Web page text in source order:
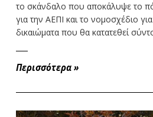
το σκάνδαλο που αποκάλυψε το
για την ΑΕΠΙ και το νομοσχέδιο
δικαιώματα που θα κατατεθεί
Περισσότερα »